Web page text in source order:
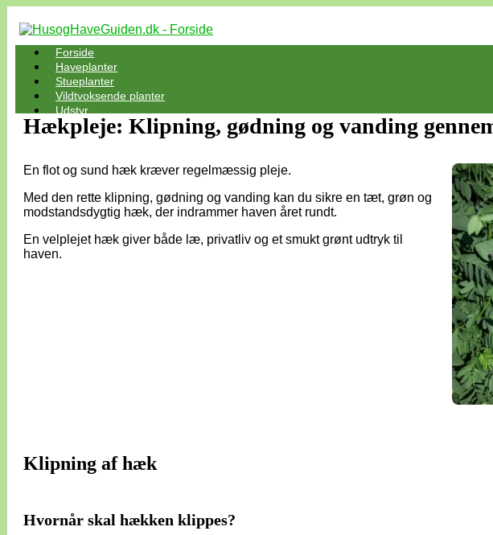
Forside
Haveplanter
Stueplanter
Vildtvoksende planter
Udstyr
Hækpleje: Klipning, gødning og vanding
En flot og sund hæk kræver regelmæssig pleje.
Med den rette klipning, gødning og vanding kan du sikre en tæt, grøn og
modstandsdygtig hæk, der indrammer haven året rundt.
En velplejet hæk giver både læ, privatliv og et smukt grønt udtryk til
haven.
Klipning af hæk
Hvornår skal hækken klippes?